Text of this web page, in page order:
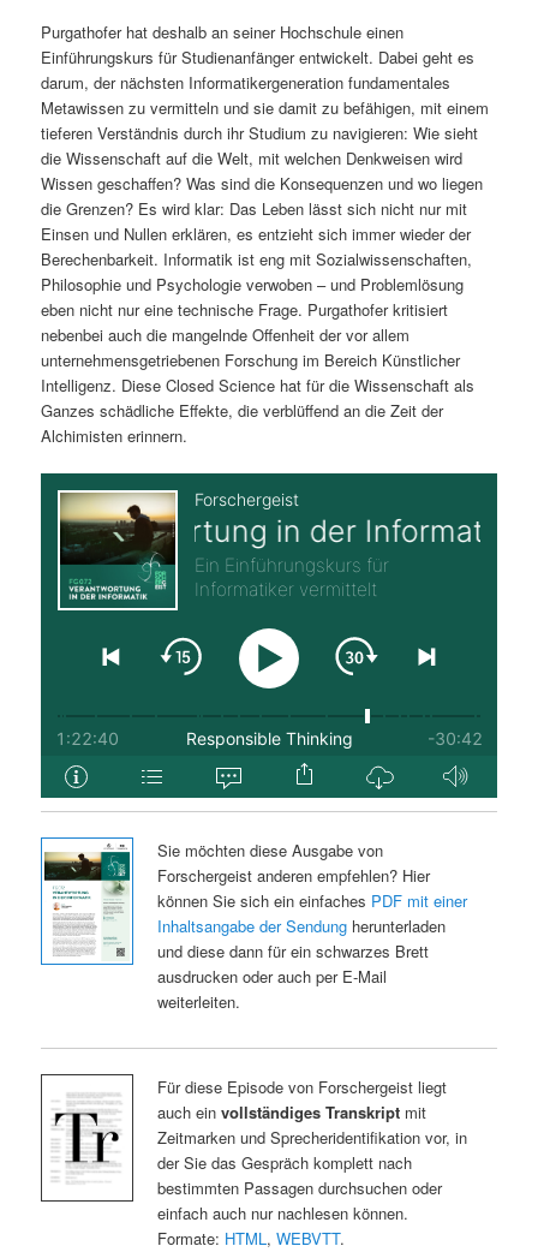
n
Purgathofer hat deshalb an seiner Hochschule einen
Einführungskurs für Studienanfänger entwickelt. Dabei geht es
darum, der nächsten Informatikergeneration fundamentales
Metawissen zu vermitteln und sie damit zu befähigen, mit einem
tieferen Verständnis durch ihr Studium zu navigieren: Wie sieht
die Wissenschaft auf die Welt, mit welchen Denkweisen wird
Wissen geschaffen? Was sind die Konsequenzen und wo liegen
die Grenzen? Es wird klar: Das Leben lässt sich nicht nur mit
Einsen und Nullen erklären, es entzieht sich immer wieder der
Berechenbarkeit. Informatik ist eng mit Sozialwissenschaften,
Philosophie und Psychologie verwoben – und Problemlösung
eben nicht nur eine technische Frage. Purgathofer kritisiert
nebenbei auch die mangelnde Offenheit der vor allem
unternehmensgetriebenen Forschung im Bereich Künstlicher
Intelligenz. Diese Closed Science hat für die Wissenschaft als
Ganzes schädliche Effekte, die verblüffend an die Zeit der
Alchimisten erinnern.
Sie möchten diese Ausgabe von
Forschergeist anderen empfehlen? Hier
können Sie sich ein einfaches PDF mit einer
Inhaltsangabe der Sendungherunterladen
und diese dann für ein schwarzes Brett
ausdrucken oder auch per E-Mail
weiterleiten.
Für diese Episode von Forschergeist liegt
auch ein vollständiges Transkriptmit
Zeitmarken und Sprecheridentifikation vor, in
der Sie das Gespräch komplett nach
bestimmten Passagen durchsuchen oder
einfach auch nur nachlesen können.
Formate: HTML, WEBVTT.